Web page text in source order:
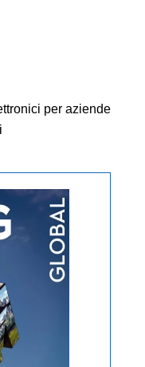
per aziende